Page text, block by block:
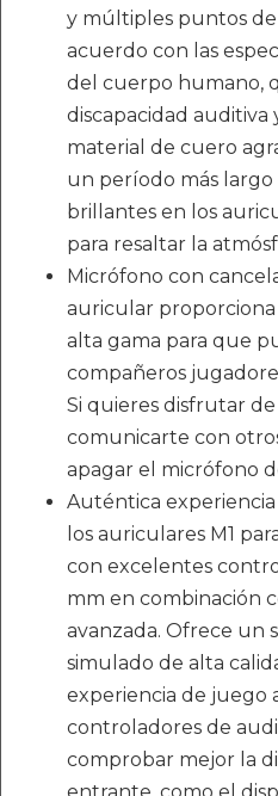
y múltiples puntos de
acuerdo con las
del cuerpo humano,
discapacidad auditiva
material de cuero
un período más largo
brillantes en los
para resaltar la
Micrófono con
auricular
alta gama para que
compañeros
Si quieres disfrutar
comunicarte con
apagar el micrófono
Auténtica
los auriculares M1
con excelentes
mm en combinación
avanzada. Ofrece un
simulado de alta
experiencia de juego
controladores de
comprobar mejor la